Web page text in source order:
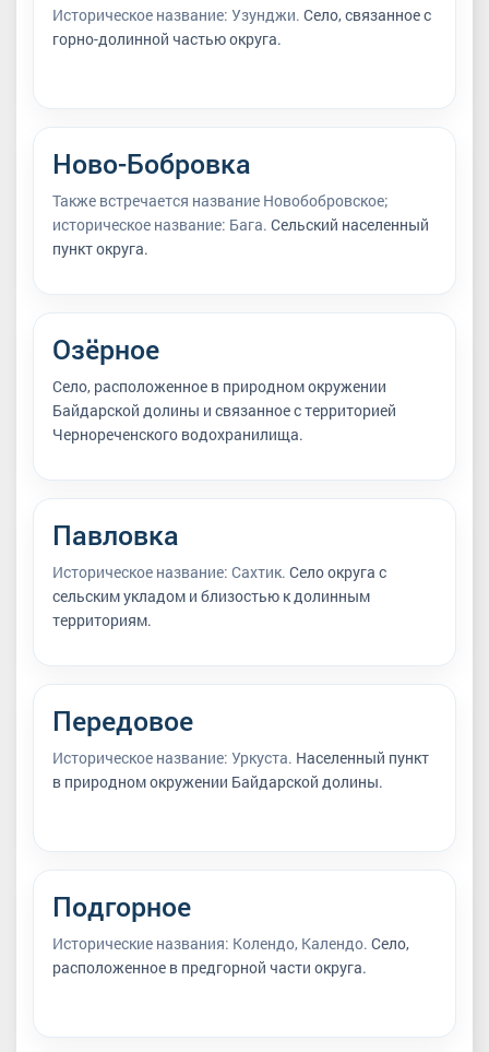
Историческое название: Узунджи. Село, связанное с
горно-долинной частью округа.
Ново-Бобровка
Также встречается название Новобобровское;
историческое название: Бага. Сельский населенный
пункт округа.
Озёрное
Село, расположенное в природном окружении
Байдарской долины и связанное с территорией
Чернореченского водохранилища.
Павловка
Историческое название: Сахтик. Село округа с
сельским укладом и близостью к долинным
территориям.
Передовое
Историческое название: Уркуста. Населенный пункт
в природном окружении Байдарской долины.
Подгорное
Исторические названия: Колендо, Календо. Село,
расположенное в предгорной части округа.